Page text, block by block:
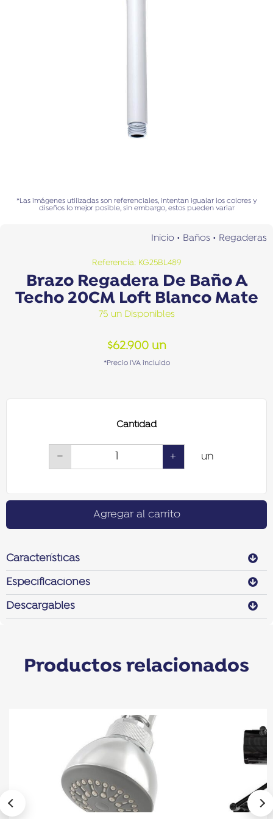
*Las imágenes utilizadas son referenciales, intentan igualar los colores y
diseños lo mejor posible, sin embargo, estos pueden variar
Inicio • Baños • Regaderas
Referencia: KG25BL489
Brazo Regadera De Baño A
Techo 20CM Loft Blanco Mate
75 un Disponibles
$62.900un
*Precio IVA incluido
Cantidad
− + un
Agregar al carrito
Características
Especificaciones
Descargables
Productos relacionados